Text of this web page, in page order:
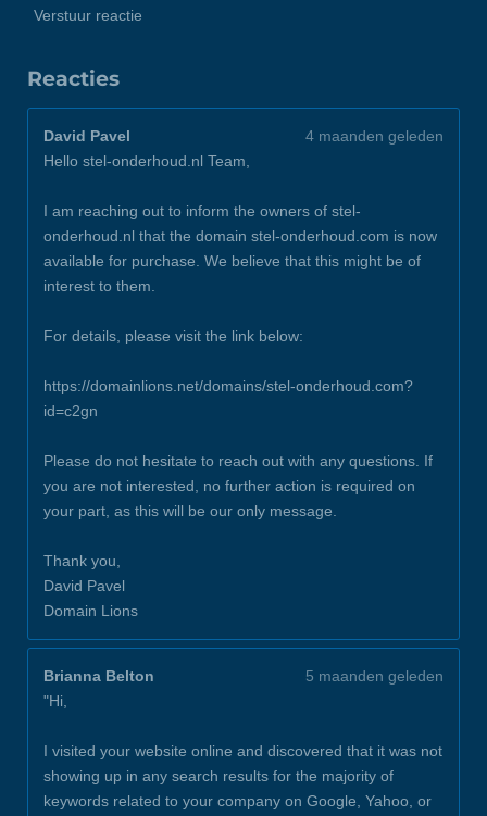
Verstuur reactie
Reacties
David Pavel
4 maanden geleden
Hello stel-onderhoud.nl Team,
I am reaching out to inform the owners of stel-
onderhoud.nl that the domain stel-onderhoud.com is now
available for purchase. We believe that this might be of
interest to them.
For details, please visit the link below:
https://domainlions.net/domains/stel-onderhoud.com?
id=c2gn
Please do not hesitate to reach out with any questions. If
you are not interested, no further action is required on
your part, as this will be our only message.
Thank you,
David Pavel
Domain Lions
Brianna Belton
5 maanden geleden
"Hi,
I visited your website online and discovered that it was not
showing up in any search results for the majority of
keywords related to your company on Google, Yahoo, or